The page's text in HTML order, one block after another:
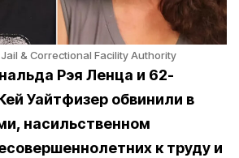
& Correctional Facility Authority
Рэя Ленца и 62-
Уайтфизер обвинили в
насильственном
к труду и